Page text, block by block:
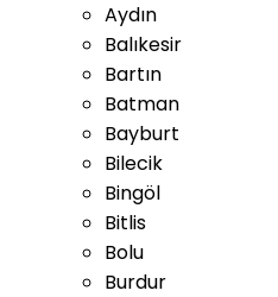
Aydın
Balıkesir
Bartın
Batman
Bayburt
Bilecik
Bingöl
Bitlis
Bolu
Burdur